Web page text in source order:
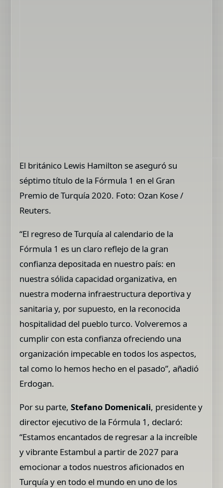
El británico Lewis Hamilton se aseguró su
séptimo título de la Fórmula 1 en el Gran
Premio de Turquía 2020. Foto: Ozan Kose /
Reuters.
“El regreso de Turquía al calendario de la
Fórmula 1 es un claro reflejo de la gran
confianza depositada en nuestro país: en
nuestra sólida capacidad organizativa, en
nuestra moderna infraestructura deportiva y
sanitaria y, por supuesto, en la reconocida
hospitalidad del pueblo turco. Volveremos a
cumplir con esta confianza ofreciendo una
organización impecable en todos los aspectos,
tal como lo hemos hecho en el pasado”, añadió
Erdogan.
Por su parte,Stefano Domenicali, presidente y
director ejecutivo de la Fórmula 1, declaró:
“Estamos encantados de regresar a la increíble
y vibrante Estambul a partir de 2027 para
emocionar a todos nuestros aficionados en
Turquía y en todo el mundo en uno de los